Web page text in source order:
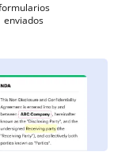
enviados